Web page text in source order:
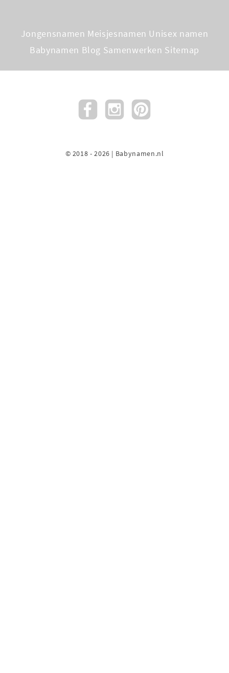
Jongensnamen Meisjesnamen Unisex namen
Babynamen Blog Samenwerken Sitemap
© 2018 - 2026 | Babynamen.nl